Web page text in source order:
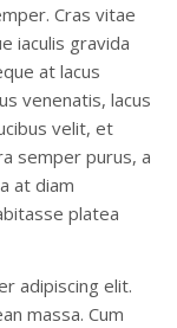
Cras vitae
iaculis gravida
at lacus
venenatis, lacus
velit, et
semper purus, a
at diam
platea
adipiscing elit.
massa. Cum